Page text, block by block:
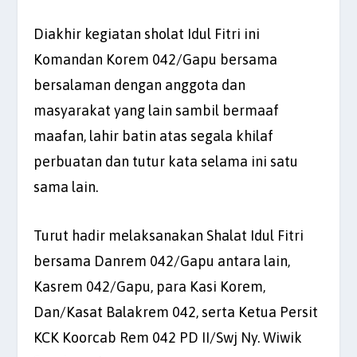
Diakhir kegiatan sholat Idul Fitri ini
Komandan Korem 042/Gapu bersama
bersalaman dengan anggota dan
masyarakat yang lain sambil bermaaf
maafan, lahir batin atas segala khilaf
perbuatan dan tutur kata selama ini satu
sama lain.
Turut hadir melaksanakan Shalat Idul Fitri
bersama Danrem 042/Gapu antara lain,
Kasrem 042/Gapu, para Kasi Korem,
Dan/Kasat Balakrem 042, serta Ketua Persit
KCK Koorcab Rem 042 PD II/Swj Ny. Wiwik